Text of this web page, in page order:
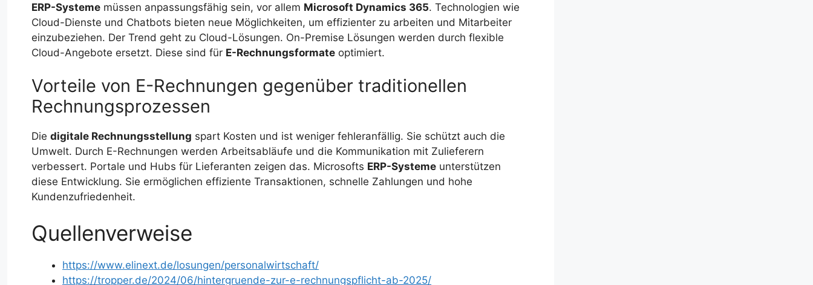
ERP-Systeme müssen anpassungsfähig sein, vor allem Microsoft Dynamics 365. Technologien wie
Cloud-Dienste und Chatbots bieten neue Möglichkeiten, um effizienter zu arbeiten und Mitarbeiter
einzubeziehen. Der Trend geht zu Cloud-Lösungen. On-Premise Lösungen werden durch flexible
Cloud-Angebote ersetzt. Diese sind für E-Rechnungsformate optimiert.
Vorteile von E-Rechnungen gegenüber traditionellen
Rechnungsprozessen
Die digitale Rechnungsstellung spart Kosten und ist weniger fehleranfällig. Sie schützt auch die
Umwelt. Durch E-Rechnungen werden Arbeitsabläufe und die Kommunikation mit Zulieferern
verbessert. Portale und Hubs für Lieferanten zeigen das. Microsofts ERP-Systeme unterstützen
diese Entwicklung. Sie ermöglichen effiziente Transaktionen, schnelle Zahlungen und hohe
Kundenzufriedenheit.
Quellenverweise
https://www.elinext.de/losungen/personalwirtschaft/
https://tropper.de/2024/06/hintergruende-zur-e-rechnungspflicht-ab-2025/